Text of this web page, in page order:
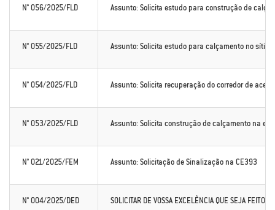
N° 056/2025/FLD Assunto: Solicita estudo para construção de
N° 055/2025/FLD Assunto: Solicita estudo para calçamento no sítio
N° 054/2025/FLD Assunto: Solicita recuperação do corredor de
N° 053/2025/FLD Assunto: Solicita construção de calçamento na
N° 021/2025/FEM Assunto: Solicitação de Sinalização na CE393
N° 004/2025/DED SOLICITAR DE VOSSA EXCELÊNCIA QUE SEJA FEITO